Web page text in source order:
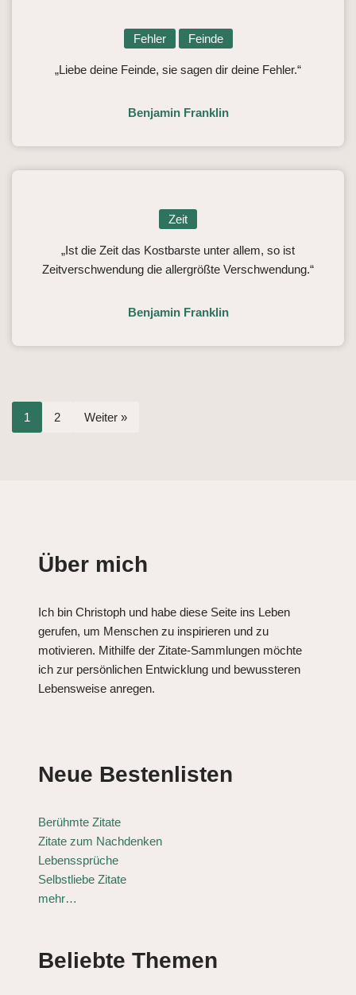
Fehler Feinde
„Liebe deine Feinde, sie sagen dir deine Fehler.“
Benjamin Franklin
Zeit
„Ist die Zeit das Kostbarste unter allem, so ist
Zeitverschwendung die allergrößte Verschwendung.“
Benjamin Franklin
1 2 Weiter »
Über mich
Ich bin Christoph und habe diese Seite ins Leben
gerufen, um Menschen zu inspirieren und zu
motivieren. Mithilfe der Zitate-Sammlungen möchte
ich zur persönlichen Entwicklung und bewussteren
Lebensweise anregen.
Neue Bestenlisten
Berühmte Zitate
Zitate zum Nachdenken
Lebenssprüche
Selbstliebe Zitate
mehr…
Beliebte Themen